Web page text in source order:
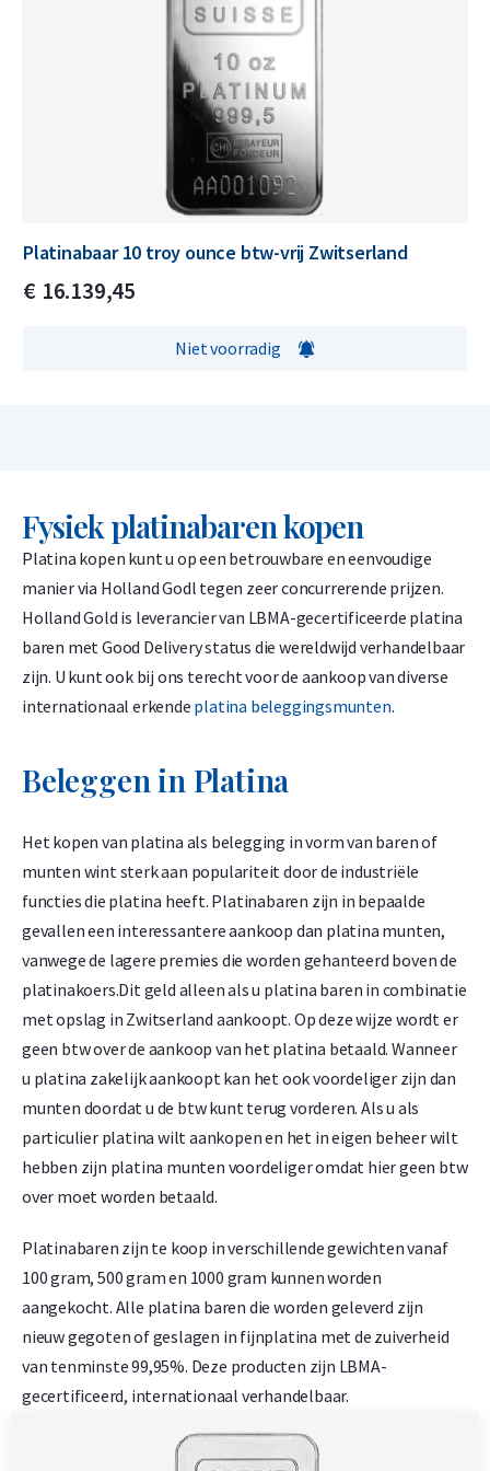
Platinabaar 10 troy ounce btw-vrij Zwitserland
€ 16.139,45
Niet voorradig
Fysiek platinabaren kopen
Platina kopen kunt u op een betrouwbare en eenvoudige
manier via Holland Godl tegen zeer concurrerende prijzen.
Holland Gold is leverancier van LBMA-gecertificeerde platina
baren met Good Delivery status die wereldwijd verhandelbaar
zijn. U kunt ook bij ons terecht voor de aankoop van diverse
internationaal erkende platina beleggingsmunten.
Beleggen in Platina
Het kopen van platina als belegging in vorm van baren of
munten wint sterk aan populariteit door de industriële
functies die platina heeft. Platinabaren zijn in bepaalde
gevallen een interessantere aankoop dan platina munten,
vanwege de lagere premies die worden gehanteerd boven de
platinakoers.Dit geld alleen als u platina baren in combinatie
met opslag in Zwitserland aankoopt. Op deze wijze wordt er
geen btw over de aankoop van het platina betaald. Wanneer
u platina zakelijk aankoopt kan het ook voordeliger zijn dan
munten doordat u de btw kunt terug vorderen. Als u als
particulier platina wilt aankopen en het in eigen beheer wilt
hebben zijn platina munten voordeliger omdat hier geen btw
over moet worden betaald.
Platinabaren zijn te koop in verschillende gewichten vanaf
100 gram, 500 gram en 1000 gram kunnen worden
aangekocht. Alle platina baren die worden geleverd zijn
nieuw gegoten of geslagen in fijnplatina met de zuiverheid
van tenminste 99,95%. Deze producten zijn LBMA-
gecertificeerd, internationaal verhandelbaar.